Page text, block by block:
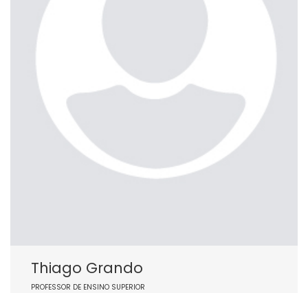
Thiago Grando
PROFESSOR DE ENSINO SUPERIOR